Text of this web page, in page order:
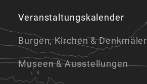
Veranstaltungskalender
Burgen, Kirchen & Denkmäler
Museen & Ausstellungen